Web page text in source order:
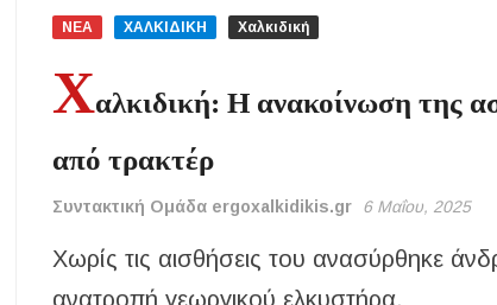
ΝΕΑ ΧΑΛΚΙΔΙΚΗ Χαλκιδική
Χαλκιδική: Η ανακοίνωση της
από τρακτέρ
Συντακτική Ομάδα ergoxalkidikis.gr 6 Μαΐου, 2025
Χωρίς τις αισθήσεις του ανασύρθηκε
ανατροπή γεωργικού ελκυστήρα.